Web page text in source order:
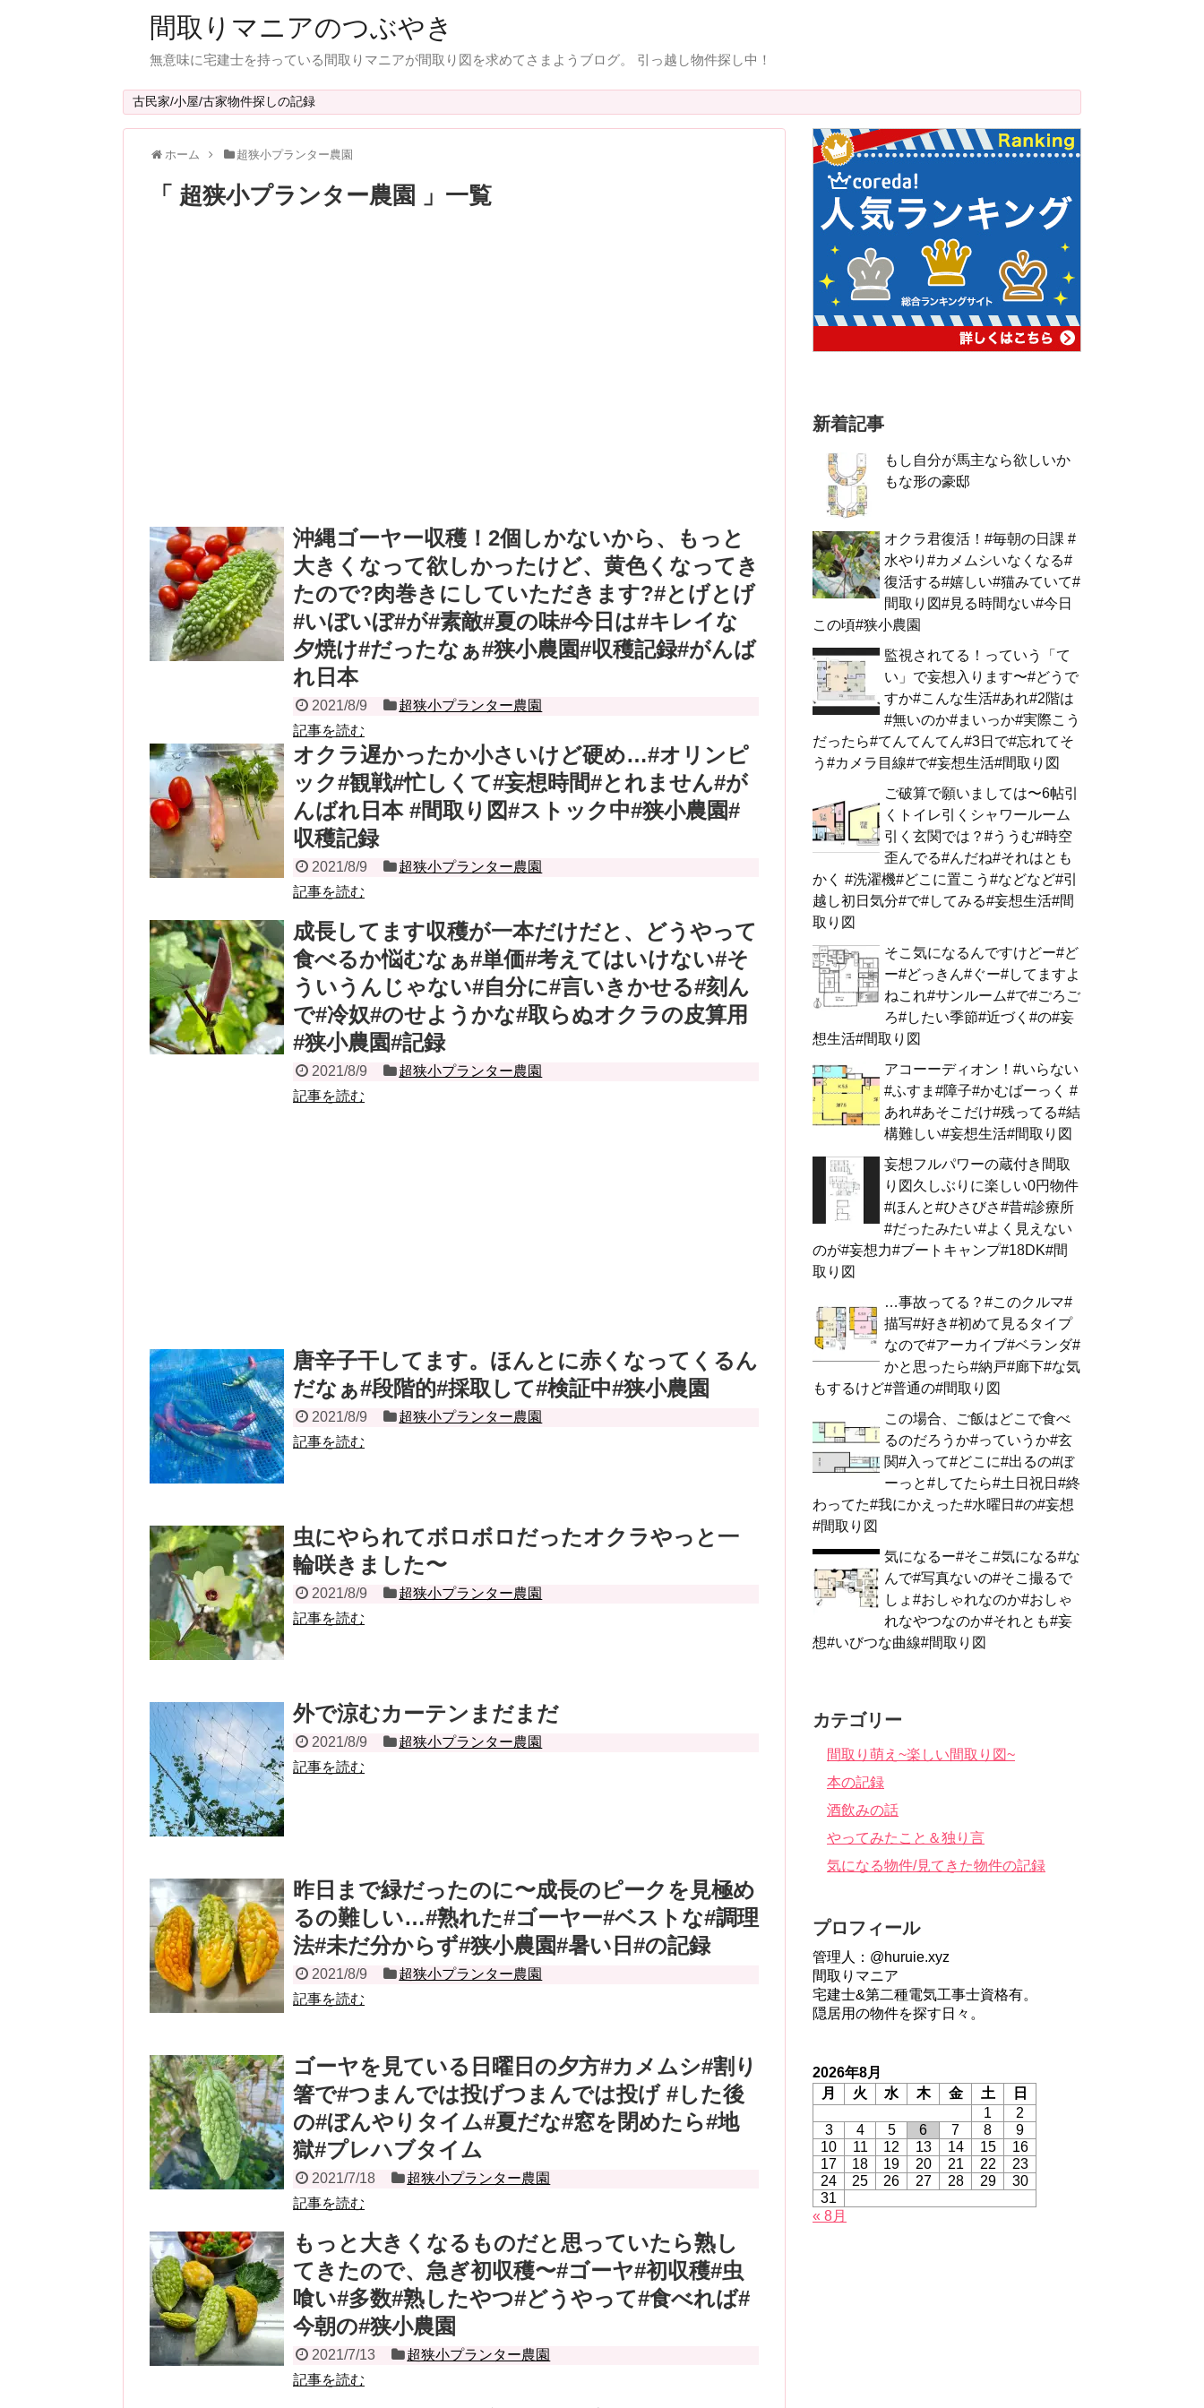
間取りマニアのつぶやき
無意味に宅建士を持っている間取りマニアが間取り図を求めてさまようブログ。 引っ越し物件探し中！
古民家/小屋/古家物件探しの記録
ホーム 超狭小プランター農園
「 超狭小プランター農園 」一覧
沖縄ゴーヤー収穫！2個しかないから、もっと
大きくなって欲しかったけど、黄色くなってき
たので?肉巻きにしていただきます?#とげとげ
#いぼいぼ#が#素敵#夏の味#今日は#キレイな
夕焼け#だったなぁ#狭小農園#収穫記録#がんば
れ日本
2021/8/9
超狭小プランター農園
記事を読む
オクラ遅かったか︎小さいけど硬め…#オリンピ
ック#観戦#忙しくて#妄想時間#とれません#が
んばれ日本 #間取り図#ストック中#狭小農園#
収穫記録
2021/8/9
超狭小プランター農園
記事を読む
成長してます収穫が一本だけだと、どうやって
食べるか悩むなぁ#単価#考えてはいけない#そ
ういうんじゃない#自分に#言いきかせる#刻ん
で#冷奴#のせようかな#取らぬオクラの皮算用
#狭小農園#記録
2021/8/9
超狭小プランター農園
記事を読む
唐辛子干してます。ほんとに赤くなってくるん
だなぁ#段階的#採取して#検証中#狭小農園
2021/8/9
超狭小プランター農園
記事を読む
虫にやられてボロボロだったオクラやっと一
輪咲きました〜
2021/8/9
超狭小プランター農園
記事を読む
外で涼むカーテンまだまだ
2021/8/9
超狭小プランター農園
記事を読む
昨日まで緑だったのに〜成長のピークを見極め
るの難しい…#熟れた#ゴーヤー#ベストな#調理
法#未だ分からず#狭小農園#暑い日#の記録
2021/8/9
超狭小プランター農園
記事を読む
ゴーヤを見ている日曜日の夕方#カメムシ#割り
箸で#つまんでは投げつまんでは投げ #した後
の#ぼんやりタイム#夏だな#窓を閉めたら#地
獄#プレハブタイム
2021/7/18
超狭小プランター農園
記事を読む
もっと大きくなるものだと思っていたら熟し
てきたので、急ぎ初収穫〜#ゴーヤ#初収穫#虫
喰い#多数#熟したやつ#どうやって#食べれば#
今朝の#狭小農園
2021/7/13
超狭小プランター農園
記事を読む
新着記事
もし自分が馬主なら欲しいか
もな形の豪邸
オクラ君復活！#毎朝の日課 #
水やり#カメムシいなくなる#
復活する#嬉しい#猫みていて#
間取り図#見る時間ない#今日
この頃#狭小農園
監視されてる！っていう「て
い」で妄想入ります〜#どうで
すか#こんな生活#あれ#2階は
#無いのか#まいっか#実際こう
だったら#てんてんてん#3日で#忘れてそ
う#カメラ目線#で#妄想生活#間取り図
ご破算で願いましては〜6帖引
くトイレ引くシャワールーム
引く玄関では？#ううむ#時空
歪んでる#んだね#それはとも
かく #洗濯機#どこに置こう#などなど#引
越し初日気分#で#してみる#妄想生活#間
取り図
そこ気になるんですけどー#ど
ー#どっきん#ぐー#してますよ
ねこれ#サンルーム#で#ごろご
ろ#したい季節#近づく#の#妄
想生活#間取り図
アコーーディオン！#いらない
#ふすま#障子#かむばーっく #
あれ#あそこだけ#残ってる#結
構難しい#妄想生活#間取り図
妄想フルパワーの蔵付き間取
り図久しぶりに楽しい0円物件
#ほんと#ひさびさ#昔#診療所
#だったみたい#よく見えない
のが#妄想力#ブートキャンプ#18DK#間
取り図
…事故ってる？#このクルマ#
描写#好き#初めて見るタイプ
なので#アーカイブ#ベランダ#
かと思ったら#納戸#廊下#な気
もするけど#普通の#間取り図
この場合、ご飯はどこで食べ
るのだろうか#っていうか#玄
関#入って#どこに#出るの#ぼ
ーっと#してたら#土日祝日#終
わってた#我にかえった#水曜日#の#妄想
#間取り図
気になるー#そこ#気になる#な
んで#写真ないの#そこ撮るで
しょ#おしゃれなのか#おしゃ
れなやつなのか#それとも#妄
想#いびつな曲線#間取り図
カテゴリー
間取り萌え~楽しい間取り図~
本の記録
酒飲みの話
やってみたこと＆独り言
気になる物件/見てきた物件の記録
プロフィール
管理人：@huruie.xyz
間取りマニア
宅建士&第二種電気工事士資格有。
隠居用の物件を探す日々。
2026年8月
月
火 水 木 金 土
日
1
2
3
4 5 6 7 8
9
10
11 12 13 14 15
16
17
18 19 20 21 22
23
24
25 26 27 28 29
30
31
« 8月